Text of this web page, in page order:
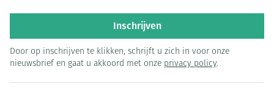
Inschrijven
Door op inschrijven te klikken, schrijft u zich in voor onze
nieuwsbrief en gaat u akkoord met onze privacy policy.